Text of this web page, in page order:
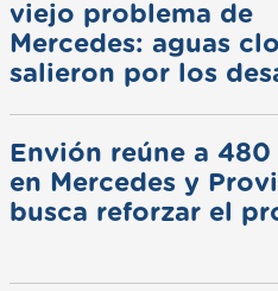
viejo problema de
Mercedes: aguas
salieron por los
Envión reúne a 480
en Mercedes y
busca reforzar el